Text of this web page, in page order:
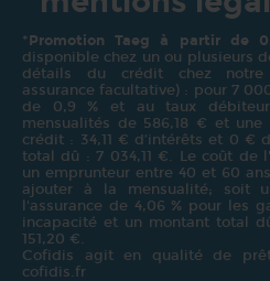
* Promotion Taeg à partir de
disponible chez un ou plusieurs
détails du crédit chez notre
assurance facultative) : pour 7
de 0,9 % et au taux
mensualités de 586,18 € et
crédit : 34,11 € d’intérêts et 0 €
total dû : 7 034,11 €. Le coût de
un emprunteur entre 40 et 60
ajouter à la mensualité; soit
l'assurance de 4,06 % pour les
incapacité et un montant total
151,20 €.
Cofidis agit en qualité de
cofidis.fr